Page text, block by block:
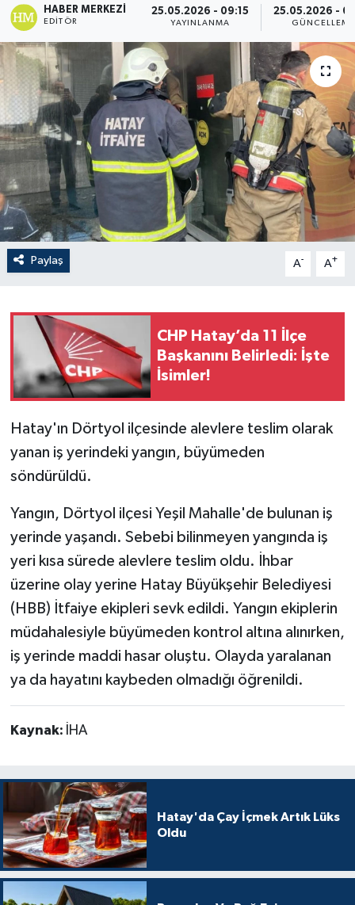
HABER MERKEZI
EDITÖR
25.05.2026 - 09:15
YAYINLANMA
25.05.2026 -
GÜNCELLEME
Paylaş A- A+
CHP Hatay’da 11 İlçe
Başkanını Belirledi: İşte
İsimler!
Hatay'ın Dörtyol ilçesinde alevlere teslim olarak
yanan iş yerindeki yangın, büyümeden
söndürüldü.
Yangın, Dörtyol ilçesi Yeşil Mahalle'de bulunan iş
yerinde yaşandı. Sebebi bilinmeyen yangında iş
yeri kısa sürede alevlere teslim oldu. İhbar
üzerine olay yerine Hatay Büyükşehir Belediyesi
(HBB) İtfaiye ekipleri sevk edildi. Yangın ekiplerin
müdahalesiyle büyümeden kontrol altına alınırken,
iş yerinde maddi hasar oluştu. Olayda yaralanan
ya da hayatını kaybeden olmadığı öğrenildi.
Kaynak: İHA
Hatay'da Çay İçmek Artık Lüks
Oldu